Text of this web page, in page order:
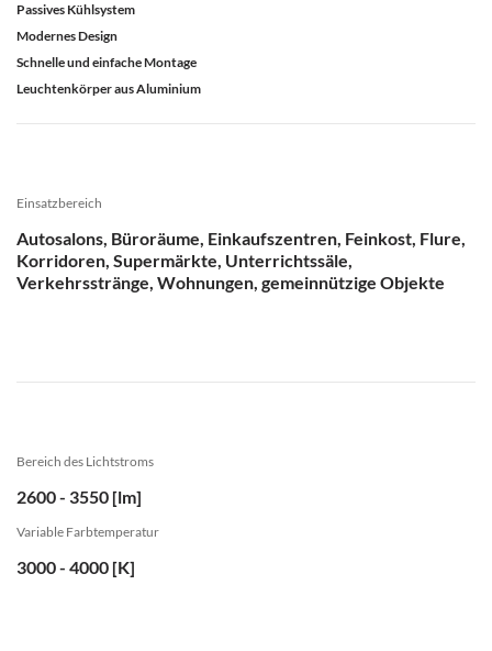
Passives Kühlsystem
Modernes Design
Schnelle und einfache Montage
Leuchtenkörper aus Aluminium
Einsatzbereich
Autosalons, Büroräume, Einkaufszentren, Feinkost, Flure,
Korridoren, Supermärkte, Unterrichtssäle,
Verkehrsstränge, Wohnungen, gemeinnützige Objekte
Bereich des Lichtstroms
2600 - 3550 [lm]
Variable Farbtemperatur
3000 - 4000 [K]